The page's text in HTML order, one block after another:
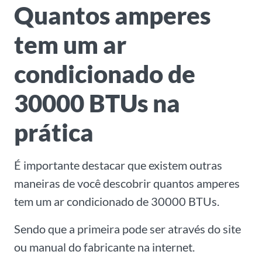
Quantos amperes
tem um ar
condicionado de
30000 BTUs na
prática
É importante destacar que existem outras
maneiras de você descobrir quantos amperes
tem um ar condicionado de 30000 BTUs.
Sendo que a primeira pode ser através do site
ou manual do fabricante na internet.